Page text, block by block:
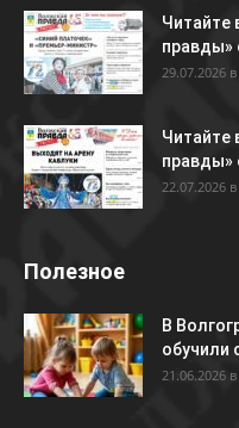
Читайте
правды»
29.07.2026
Читайте
правды»
22.07.2026
Полезное
В
обучили
21.06.2026